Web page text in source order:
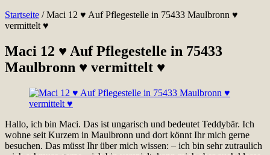
Startseite /Maci 12 ♥ Auf Pflegestelle in 75433 Maulbronn ♥
vermittelt ♥
Maci 12 ♥ Auf Pflegestelle in 75433
Maulbronn ♥ vermittelt ♥
Hallo, ich bin Maci. Das ist ungarisch und bedeutet Teddybär. Ich
wohne seit Kurzem in Maulbronn und dort könnt Ihr mich gerne
besuchen. Das müsst Ihr über mich wissen: – ich bin sehr zutraulich